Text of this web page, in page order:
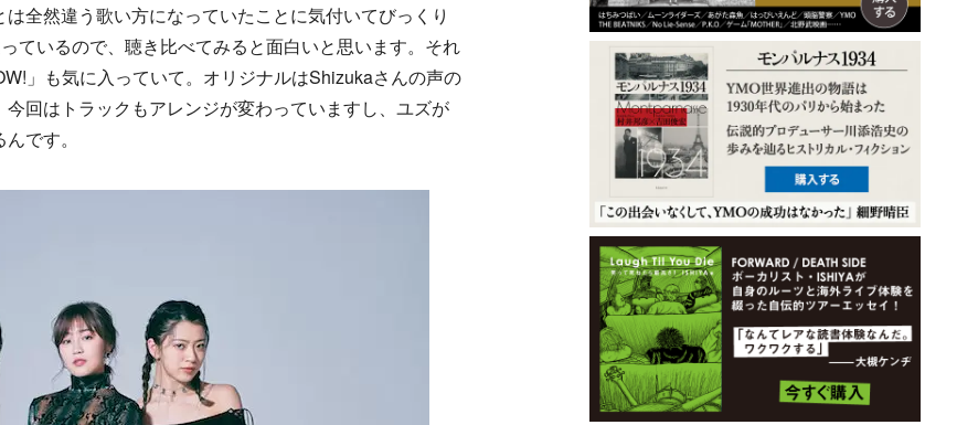
全然違う歌い方になっていたことに気付いてびっくり
ているので、聴き比べてみると面白いと思います。それ
」も気に入っていて。オリジナルはShizukaさんの声の
回はトラックもアレンジが変わっていますし、ユズが
です。